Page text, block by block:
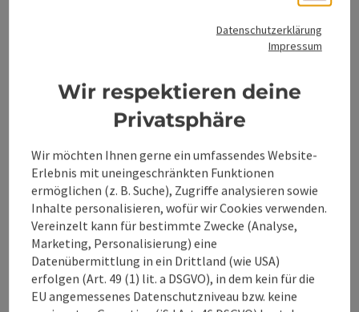
Sonnen- und Regenschutz, Reparaturkid für kleinere
nationalpark.at
Tour und Routeninformationen
Anreise/Lage
Eignung
Datenschutzerklärung
Impressum
Wir respektieren deine
Privatsphäre
Wir möchten Ihnen gerne ein umfassendes Website-
Erlebnis mit uneingeschränkten Funktionen
ermöglichen (z. B. Suche), Zugriffe analysieren sowie
Inhalte personalisieren, wofür wir Cookies verwenden.
Vereinzelt kann für bestimmte Zwecke (Analyse,
Marketing, Personalisierung) eine
Datenübermittlung in ein Drittland (wie USA)
erfolgen (Art. 49 (1) lit. a DSGVO), in dem kein für die
EU angemessenes Datenschutzniveau bzw. keine